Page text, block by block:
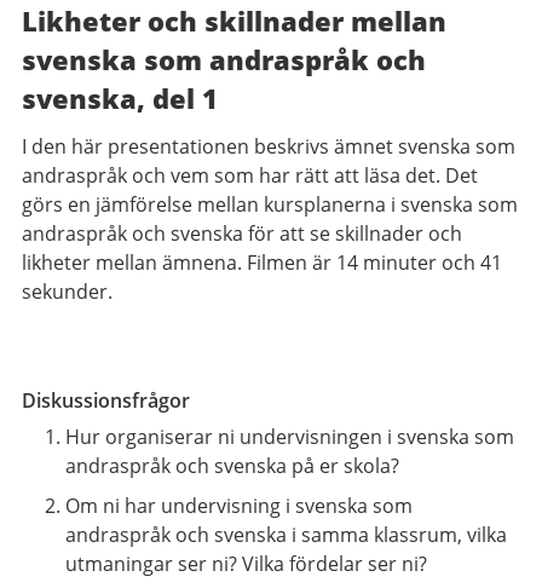
Likheter och skillnader mellan
svenska som andraspråk och
svenska, del 1
I den här presentationen beskrivs ämnet svenska som
andraspråk och vem som har rätt att läsa det. Det
görs en jämförelse mellan kursplanerna i svenska som
andraspråk och svenska för att se skillnader och
likheter mellan ämnena. Filmen är 14 minuter och 41
sekunder.
Diskussionsfrågor
Hur organiserar ni undervisningen i svenska som
andraspråk och svenska på er skola?
Om ni har undervisning i svenska som
andraspråk och svenska i samma klassrum, vilka
utmaningar ser ni? Vilka fördelar ser ni?